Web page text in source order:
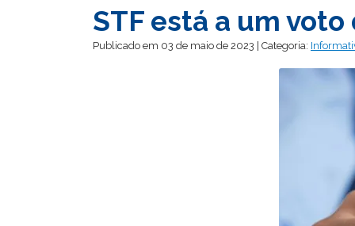
STF está a um
Publicado em 03 de maio de 2023 | Categoria: